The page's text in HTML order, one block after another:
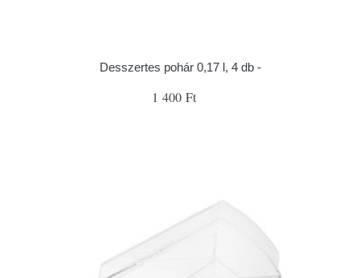
Desszertes pohár 0,17 l, 4 db -
1 400 Ft